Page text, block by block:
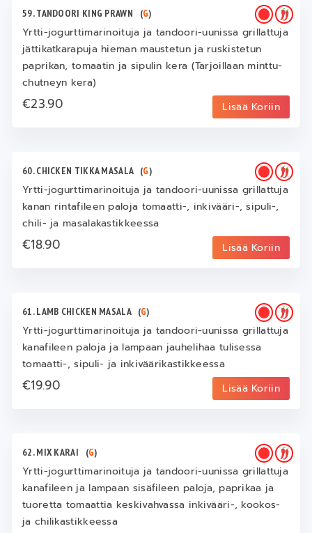
59. TANDOORI KING PRAWN (G)
Yrtti-jogurttimarinoituja ja tandoori-uunissa grillattuja
jättikatkarapuja hieman maustetun ja ruskistetun
paprikan, tomaatin ja sipulin kera (Tarjoillaan minttu-
chutneyn kera)
€23.90 Lisää Koriin
60. CHICKEN TIKKA MASALA (G)
Yrtti-jogurttimarinoituja ja tandoori-uunissa grillattuja
kanan rintafileen paloja tomaatti-, inkivääri-, sipuli-,
chili- ja masalakastikkeessa
€18.90 Lisää Koriin
61. LAMB CHICKEN MASALA (G)
Yrtti-jogurttimarinoituja ja tandoori-uunissa grillattuja
kanafileen paloja ja lampaan jauhelihaa tulisessa
tomaatti-, sipuli- ja inkiväärikastikkeessa
€19.90 Lisää Koriin
62. MIX KARAI (G)
Yrtti-jogurttimarinoituja ja tandoori-uunissa grillattuja
kanafileen ja lampaan sisäfileen paloja, paprikaa ja
tuoretta tomaattia keskivahvassa inkivääri-, kookos-
ja chilikastikkeessa